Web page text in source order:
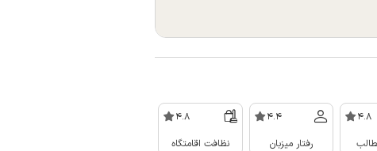
4.8
4.4
رفتار میزبان
4.8
نظافت اقامتگاه